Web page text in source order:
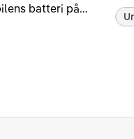
batteri på
erfarenheter
att